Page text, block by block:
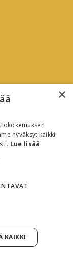
×
hyväksyt kaikki
Lue lisää
KAIKKI